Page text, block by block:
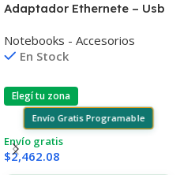
Adaptador Ethernete – Usb
Notebooks - Accesorios
En Stock
Elegí tu zona
Envío Gratis Programable
Envío gratis
$2,462.08